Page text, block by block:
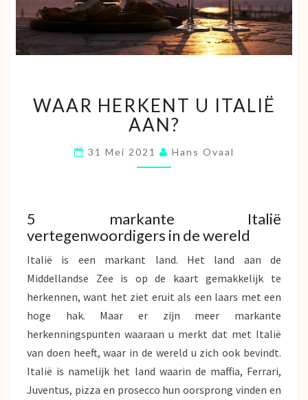
HERKENT
U
ITALIË
AAN?
WAAR HERKENT U ITALIË
AAN?
31 Mei 2021 Hans Ovaal
5 markante Italië
vertegenwoordigers in de wereld
Italië is een markant land. Het land aan de
Middellandse Zee is op de kaart gemakkelijk te
herkennen, want het ziet eruit als een laars met een
hoge hak. Maar er zijn meer markante
herkenningspunten waaraan u merkt dat met Italië
van doen heeft, waar in de wereld u zich ook bevindt.
Italië is namelijk het land waarin de maffia, Ferrari,
Juventus, pizza en prosecco hun oorsprong vinden en